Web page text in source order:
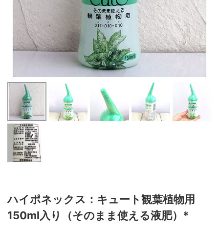
ハイポネックス：キュート観葉植物用
150ml入り（そのまま使える液肥）*